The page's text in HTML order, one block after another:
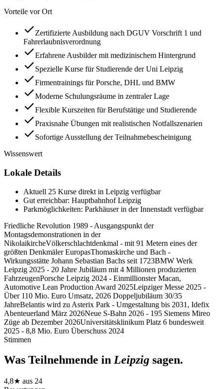
Vorteile vor Ort
Zertifizierte Ausbildung nach DGUV Vorschrift 1 und
Fahrerlaubnisverordnung
Erfahrene Ausbilder mit medizinischem Hintergrund
Spezielle Kurse für Studierende der Uni Leipzig
Firmentrainings für Porsche, DHL und BMW
Moderne Schulungsräume in zentraler Lage
Flexible Kurszeiten für Berufstätige und Studierende
Praxisnahe Übungen mit realistischen Notfallszenarien
Sofortige Ausstellung der Teilnahmebescheinigung
Wissenswert
Lokale Details
Aktuell 25 Kurse direkt in Leipzig verfügbar
Gut erreichbar: Hauptbahnhof Leipzig
Parkmöglichkeiten: Parkhäuser in der Innenstadt verfügbar
Friedliche Revolution 1989 - Ausgangspunkt der
Montagsdemonstrationen in der
NikolaikircheVölkerschlachtdenkmal - mit 91 Metern eines der
größten Denkmäler EuropasThomaskirche und Bach -
Wirkungsstätte Johann Sebastian Bachs seit 1723BMW Werk
Leipzig 2025 - 20 Jahre Jubiläum mit 4 Millionen produzierten
FahrzeugenPorsche Leipzig 2024 - Einmillionster Macan,
Automotive Lean Production Award 2025Leipziger Messe 2025 -
Über 110 Mio. Euro Umsatz, 2026 Doppeljubiläum 30/35
JahreBelantis wird zu Asterix Park - Umgestaltung bis 2031, Idefix
Abenteuerland März 2026Neue S-Bahn 2026 - 195 Siemens Mireo
Züge ab Dezember 2026Universitätsklinikum Platz 6 bundesweit
2025 - 8,8 Mio. Euro Überschuss 2024
Stimmen
Was Teilnehmende in Leipzig sagen.
4,8★ aus 24